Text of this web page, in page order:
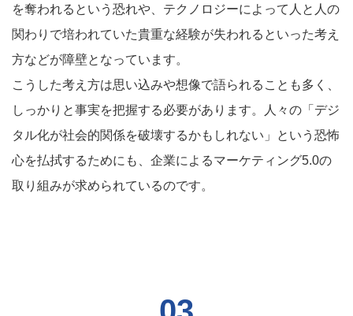
を奪われるという恐れや、テクノロジーによって人と人の
関わりで培われていた貴重な経験が失われるといった考え
方などが障壁となっています。
こうした考え方は思い込みや想像で語られることも多く、
しっかりと事実を把握する必要があります。人々の「デジ
タル化が社会的関係を破壊するかもしれない」という恐怖
心を払拭するためにも、企業によるマーケティング5.0の
取り組みが求められているのです。